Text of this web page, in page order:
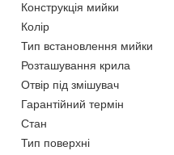
Конструкція мийки
Колір
Тип встановлення мийки
Розташування крила
Отвір під змішувач
Гарантійний термін
Стан
Тип поверхні